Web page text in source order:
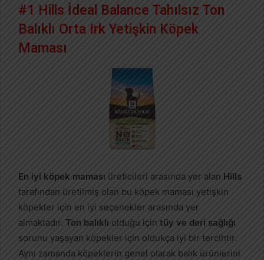
#1 Hills İdeal Balance Tahılsız Ton
Balıklı Orta Irk Yetişkin Köpek
Maması
En iyi köpek maması üreticileri arasında yer alan Hills
tarafından üretilmiş olan bu köpek maması yetişkin
köpekler için en iyi seçenekler arasında yer
almaktadır. Ton balıklı olduğu için tüy ve deri sağlığı
sorunu yaşayan köpekler için oldukça iyi bir tercihtir.
Aynı zamanda köpeklerin genel olarak balık ürünlerini